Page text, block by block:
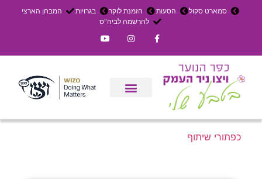
סמארט סקול הסעות הזמנת לוקר בגרויות
המבחן הארצי
להרשמה לביה"ס
כפתורי שיתוף